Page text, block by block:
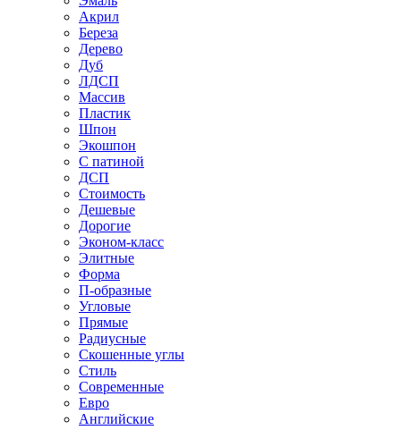
Акрил
Береза
Дерево
Дуб
ЛДСП
Массив
Пластик
Шпон
Экошпон
С патиной
ДСП
Стоимость
Дешевые
Дорогие
Эконом-класс
Элитные
Форма
П-образные
Угловые
Прямые
Радиусные
Скошенные углы
Стиль
Современные
Евро
Английские